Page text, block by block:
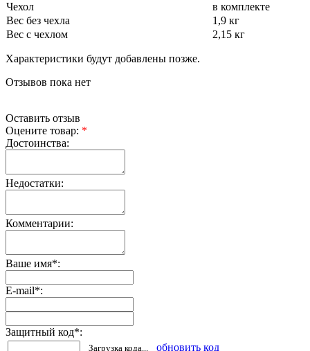
Чехол
в комплекте
Вес без чехла
1,9 кг
Вес с чехлом
2,15 кг
Характеристики будут добавлены позже.
Отзывов пока нет
Оставить отзыв
Оцените товар: *
Достоинства:
Недостатки:
Комментарии:
Ваше имя*:
E-mail*:
Защитный код*:
Загрузка кода... обновить код